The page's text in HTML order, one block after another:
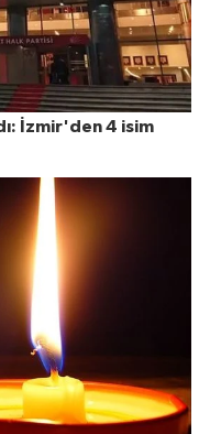
İzmir'den 4 isim